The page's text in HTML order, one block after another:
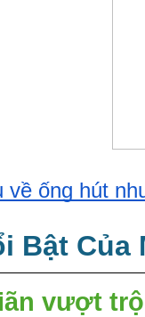
về ống hút
Bật Của
vượt